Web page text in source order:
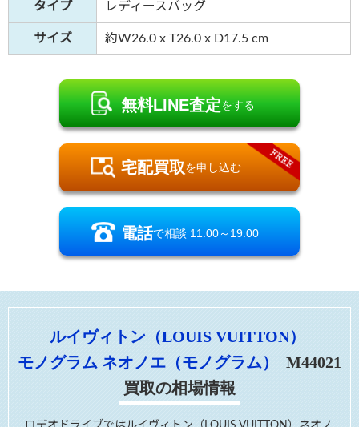
タイプ レディースバッグ
サイズ 約W26.0 x T26.0 x D17.5 cm
無料LINE査定をする
宅配買取を申し込む
電話で相談 11:00～19:00
※店頭の混雑状況により繋がりにくい場合があります
ルイヴィトン（LOUIS VUITTON）
モノグラム ネオノエ（モノグラム）
M44021
買取の相場情報